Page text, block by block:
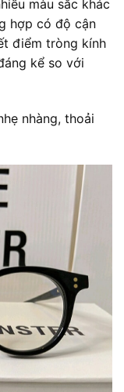
màu sắc khác
hợp có độ cận
điểm tròng kính
kể so với
nhàng, thoải